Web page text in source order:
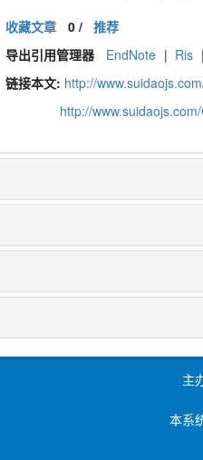
收藏文章 0/ 推荐
导出引用管理器
EndNote | Ris |
链接本文: http://
http://
主
本系